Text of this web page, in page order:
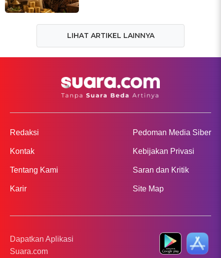
LIHAT ARTIKEL LAINNYA
Redaksi
Kontak
Tentang Kami
Karir
Pedoman Media Siber
Kebijakan Privasi
Saran dan Kritik
Site Map
Dapatkan Aplikasi
Suara.com